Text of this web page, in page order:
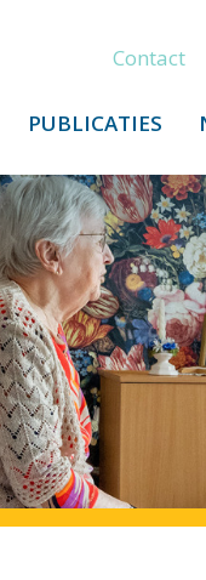
Contact
PUBLICATIES